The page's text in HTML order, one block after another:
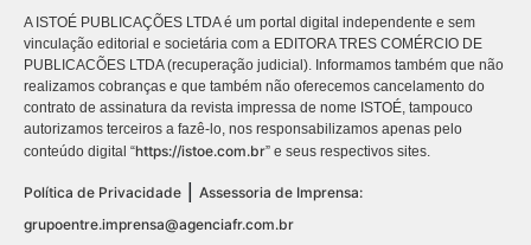
A ISTOÉ PUBLICAÇÕES LTDA é um portal digital independente e sem
vinculação editorial e societária com a EDITORA TRES COMÉRCIO DE
PUBLICACÕES LTDA (recuperação judicial). Informamos também que não
realizamos cobranças e que também não oferecemos cancelamento do
contrato de assinatura da revista impressa de nome ISTOÉ, tampouco
autorizamos terceiros a fazê-lo, nos responsabilizamos apenas pelo
conteúdo digital “https://istoe.com.br” e seus respectivos sites.
Política de Privacidade
Assessoria de Imprensa:
grupoentre.imprensa@agenciafr.com.br